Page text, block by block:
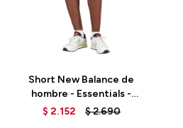
Short New Balance de
hombre - Essentials -
MS31540AG - GREY
$ 2.152 $2.690